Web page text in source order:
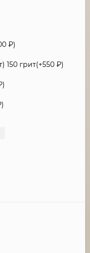
₽)
150 грит(+550 ₽)
)
)